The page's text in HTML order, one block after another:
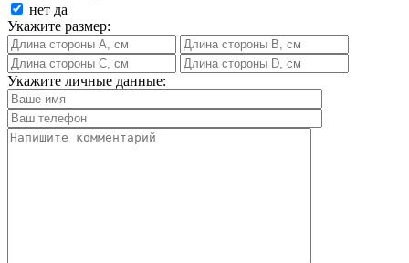
нет да
Укажите размер:
Укажите личные данные: